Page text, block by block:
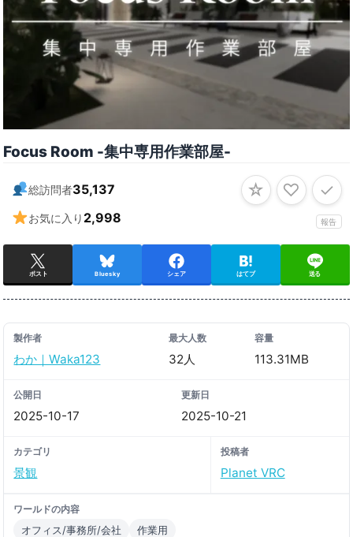
Focus Room -集中専用作業部屋-
総訪問者35,137
お気に入り 2,998 報告
☆ ♡ ✓
ポスト Bluesky シェア はてブ 送る
製作者
わか｜Waka123
最大人数
32人
容量
113.31MB
公開日
2025-10-17
更新日
2025-10-21
カテゴリ
景観
投稿者
Planet VRC
ワールドの内容
オフィス/事務所/会社 作業用